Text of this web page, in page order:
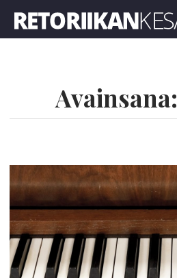
Avainsana: